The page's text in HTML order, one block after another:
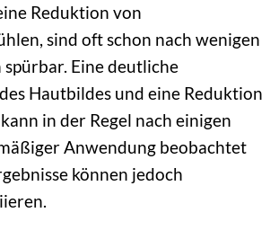
Reduktion von
sind oft schon nach wenigen
Eine deutliche
Hautbildes und eine Reduktion
in der Regel nach einigen
Anwendung beobachtet
können jedoch